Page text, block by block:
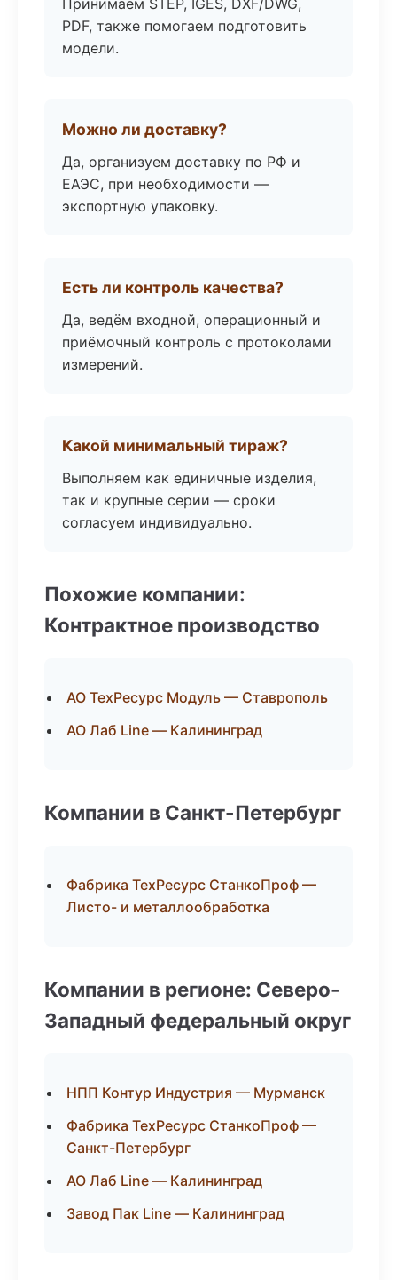
Принимаем STEP, IGES, DXF/DWG,
PDF, также помогаем подготовить
модели.
Можно ли доставку?
Да, организуем доставку по РФ и
ЕАЭС, при необходимости —
экспортную упаковку.
Есть ли контроль качества?
Да, ведём входной, операционный и
приёмочный контроль с протоколами
измерений.
Какой минимальный тираж?
Выполняем как единичные изделия,
так и крупные серии — сроки
согласуем индивидуально.
Похожие компании:
Контрактное производство
АО ТехРесурс Модуль — Ставрополь
АО Лаб Line — Калининград
Компании в Санкт-Петербург
Фабрика ТехРесурс СтанкоПроф —
Листо- и металлообработка
Компании в регионе: Северо-
Западный федеральный округ
НПП Контур Индустрия — Мурманск
Фабрика ТехРесурс СтанкоПроф —
Санкт-Петербург
АО Лаб Line — Калининград
Завод Пак Line — Калининград